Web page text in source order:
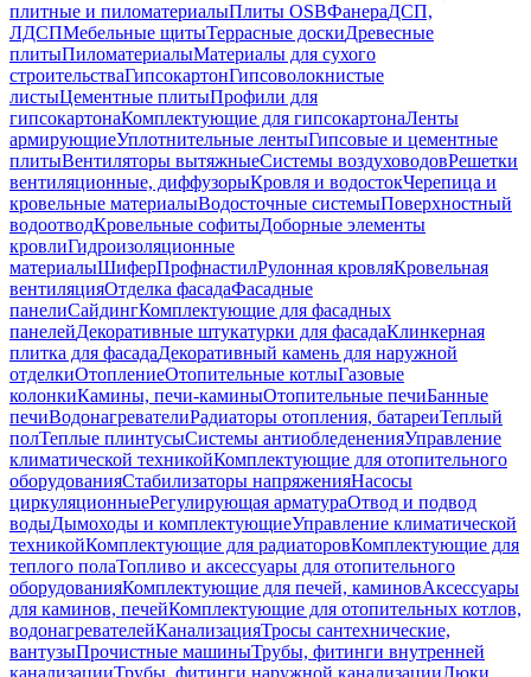
плитные и пиломатериалыПлиты OSBФанераДСП,
ЛДСПМебельные щитыТеррасные доскиДревесные
плитыПиломатериалыМатериалы для сухого
строительстваГипсокартонГипсоволокнистые
листыЦементные плитыПрофили для
гипсокартонаКомплектующие для гипсокартонаЛенты
армирующиеУплотнительные лентыГипсовые и цементные
плитыВентиляторы вытяжныеСистемы воздуховодовРешетки
вентиляционные, диффузорыКровля и водостокЧерепица и
кровельные материалыВодосточные системыПоверхностный
водоотводКровельные софитыДоборные элементы
кровлиГидроизоляционные
материалыШиферПрофнастилРулонная кровляКровельная
вентиляцияОтделка фасадаФасадные
панелиСайдингКомплектующие для фасадных
панелейДекоративные штукатурки для фасадаКлинкерная
плитка для фасадаДекоративный камень для наружной
отделкиОтоплениеОтопительные котлыГазовые
колонкиКамины, печи-каминыОтопительные печиБанные
печиВодонагревателиРадиаторы отопления, батареиТеплый
полТеплые плинтусыСистемы антиобледененияУправление
климатической техникойКомплектующие для отопительного
оборудованияСтабилизаторы напряженияНасосы
циркуляционныеРегулирующая арматураОтвод и подвод
водыДымоходы и комплектующиеУправление климатической
техникойКомплектующие для радиаторовКомплектующие для
теплого полаТопливо и аксессуары для отопительного
оборудованияКомплектующие для печей, каминовАксессуары
для каминов, печейКомплектующие для отопительных котлов,
водонагревателейКанализацияТросы сантехнические,
вантузыПрочистные машиныТрубы, фитинги внутренней
канализацииТрубы, фитинги наружной канализацииЛюки